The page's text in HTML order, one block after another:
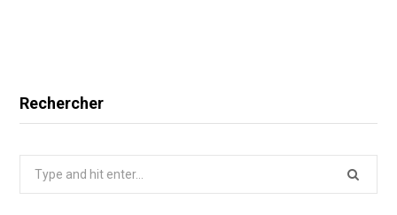
Rechercher